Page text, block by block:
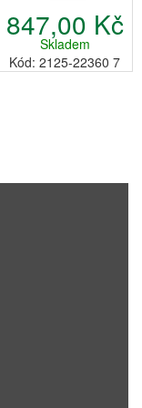
847,00 Kč
Skladem
Kód: 2125-22360 7